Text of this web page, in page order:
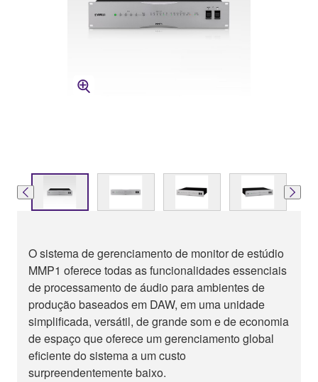
O sistema de gerenciamento de monitor de estúdio
MMP1 oferece todas as funcionalidades essenciais
de processamento de áudio para ambientes de
produção baseados em DAW, em uma unidade
simplificada, versátil, de grande som e de economia
de espaço que oferece um gerenciamento global
eficiente do sistema a um custo
surpreendentemente baixo.